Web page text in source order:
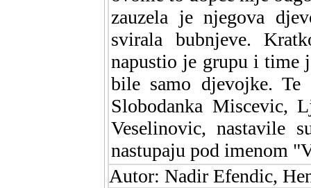
zauzela je njegova
svirala bubnjeve.
napustio je grupu i time
bile samo djevojke.
Slobodanka Miscevic,
Veselinovic, nastavile
nastupaju pod imenom
Autor: Nadir Efendic,